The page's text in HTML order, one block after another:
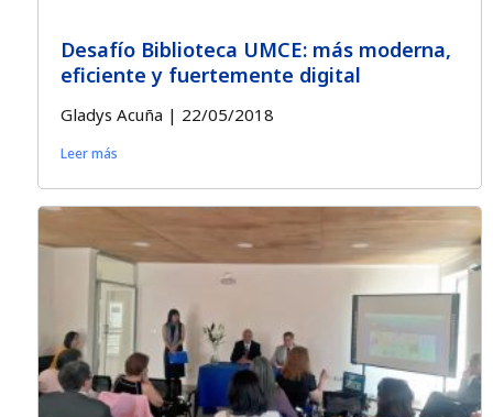
Desafío Biblioteca UMCE: más moderna,
eficiente y fuertemente digital
Gladys Acuña 22/05/2018
Leer más